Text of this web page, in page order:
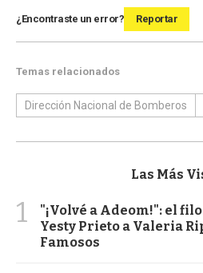
¿Encontraste un error? Reportar
Temas relacionados
Dirección Nacional de Bomberos
Las Más
1
"¡Volvé a Adeom!": el
Yesty Prieto a Valeria
Famosos